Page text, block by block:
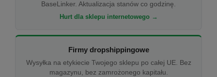
BaseLinker. Aktualizacja stanów co godzinę.
Hurt dla sklepu internetowego →
Firmy dropshippingowe
Wysyłka na etykiecie Twojego sklepu po całej UE. Bez
magazynu, bez zamrożonego kapitału.